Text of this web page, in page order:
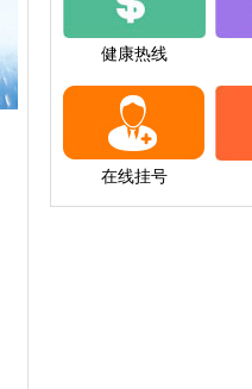
健康热线
在线挂号